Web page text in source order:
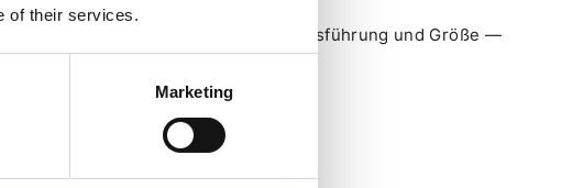
of their services.
Marketing
in der entsprechenden Ausführung und Größe —